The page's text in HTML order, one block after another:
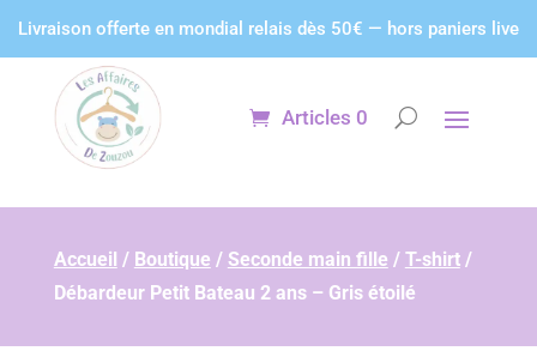
Livraison offerte en mondial relais dès 50€ — hors paniers live
Articles 0
Accueil / Boutique / Seconde main fille / T-shirt/
Débardeur Petit Bateau 2 ans – Gris étoilé
Panneau de gestion des cookies